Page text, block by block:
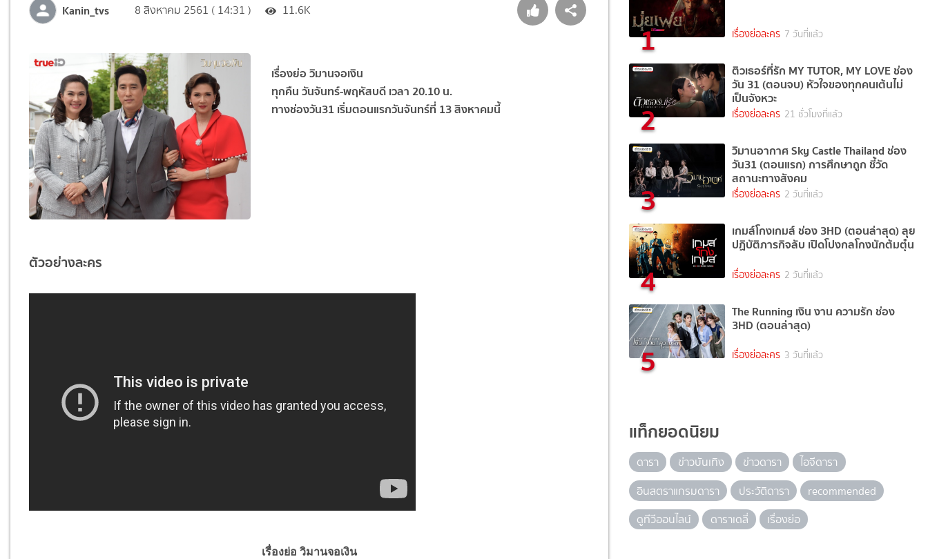
Kanin_tvs 8 สิงหาคม 2561 ( 14:31 ) 11.6K
เรื่องย่อ วิมานจอเงิน
ทุกคืน วันจันทร์-พฤหัสบดี เวลา 20.10 น.
ทางช่องวัน31 เริ่มตอนแรกวันจันทร์ที่ 13 สิงหาคมนี้
ตัวอย่างละคร
เรื่องย่อ วิมานจอเงิน
1 เรื่องย่อละคร 7 วันที่แล้ว
2
ติวเธอร์ที่รัก MY TUTOR, MY LOVE ช่อง
วัน 31 (ตอนจบ) หัวใจของทุกคนเต้นไม่
เป็นจังหวะ
เรื่องย่อละคร 21 ชั่วโมงที่แล้ว
3
วิมานอากาศ Sky Castle Thailand ช่อง
วัน31 (ตอนแรก) การศึกษาถูก ชี้วัด
สถานะทางสังคม
เรื่องย่อละคร 2 วันที่แล้ว
4
เกมส์โกงเกมส์ ช่อง 3HD (ตอนล่าสุด) ลุย
ปฏิบัติภารกิจลับ เปิดโปงกลโกงนักต้มตุ๋น
เรื่องย่อละคร 2 วันที่แล้ว
5
The Running เงิน งาน ความรัก ช่อง
3HD (ตอนล่าสุด)
เรื่องย่อละคร 3 วันที่แล้ว
แท็กยอดนิยม
ดารา ข่าวบันเทิง ข่าวดารา
ไอจีดารา
อินสตราแกรมดารา
ประวัติดารา
recommended
ดูทีวีออนไลน์
ดาราเดลี่ เรื่องย่อ